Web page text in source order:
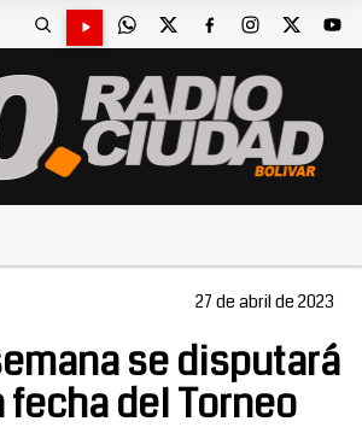
27 de abril de 2023
se disputará
fecha del Torneo